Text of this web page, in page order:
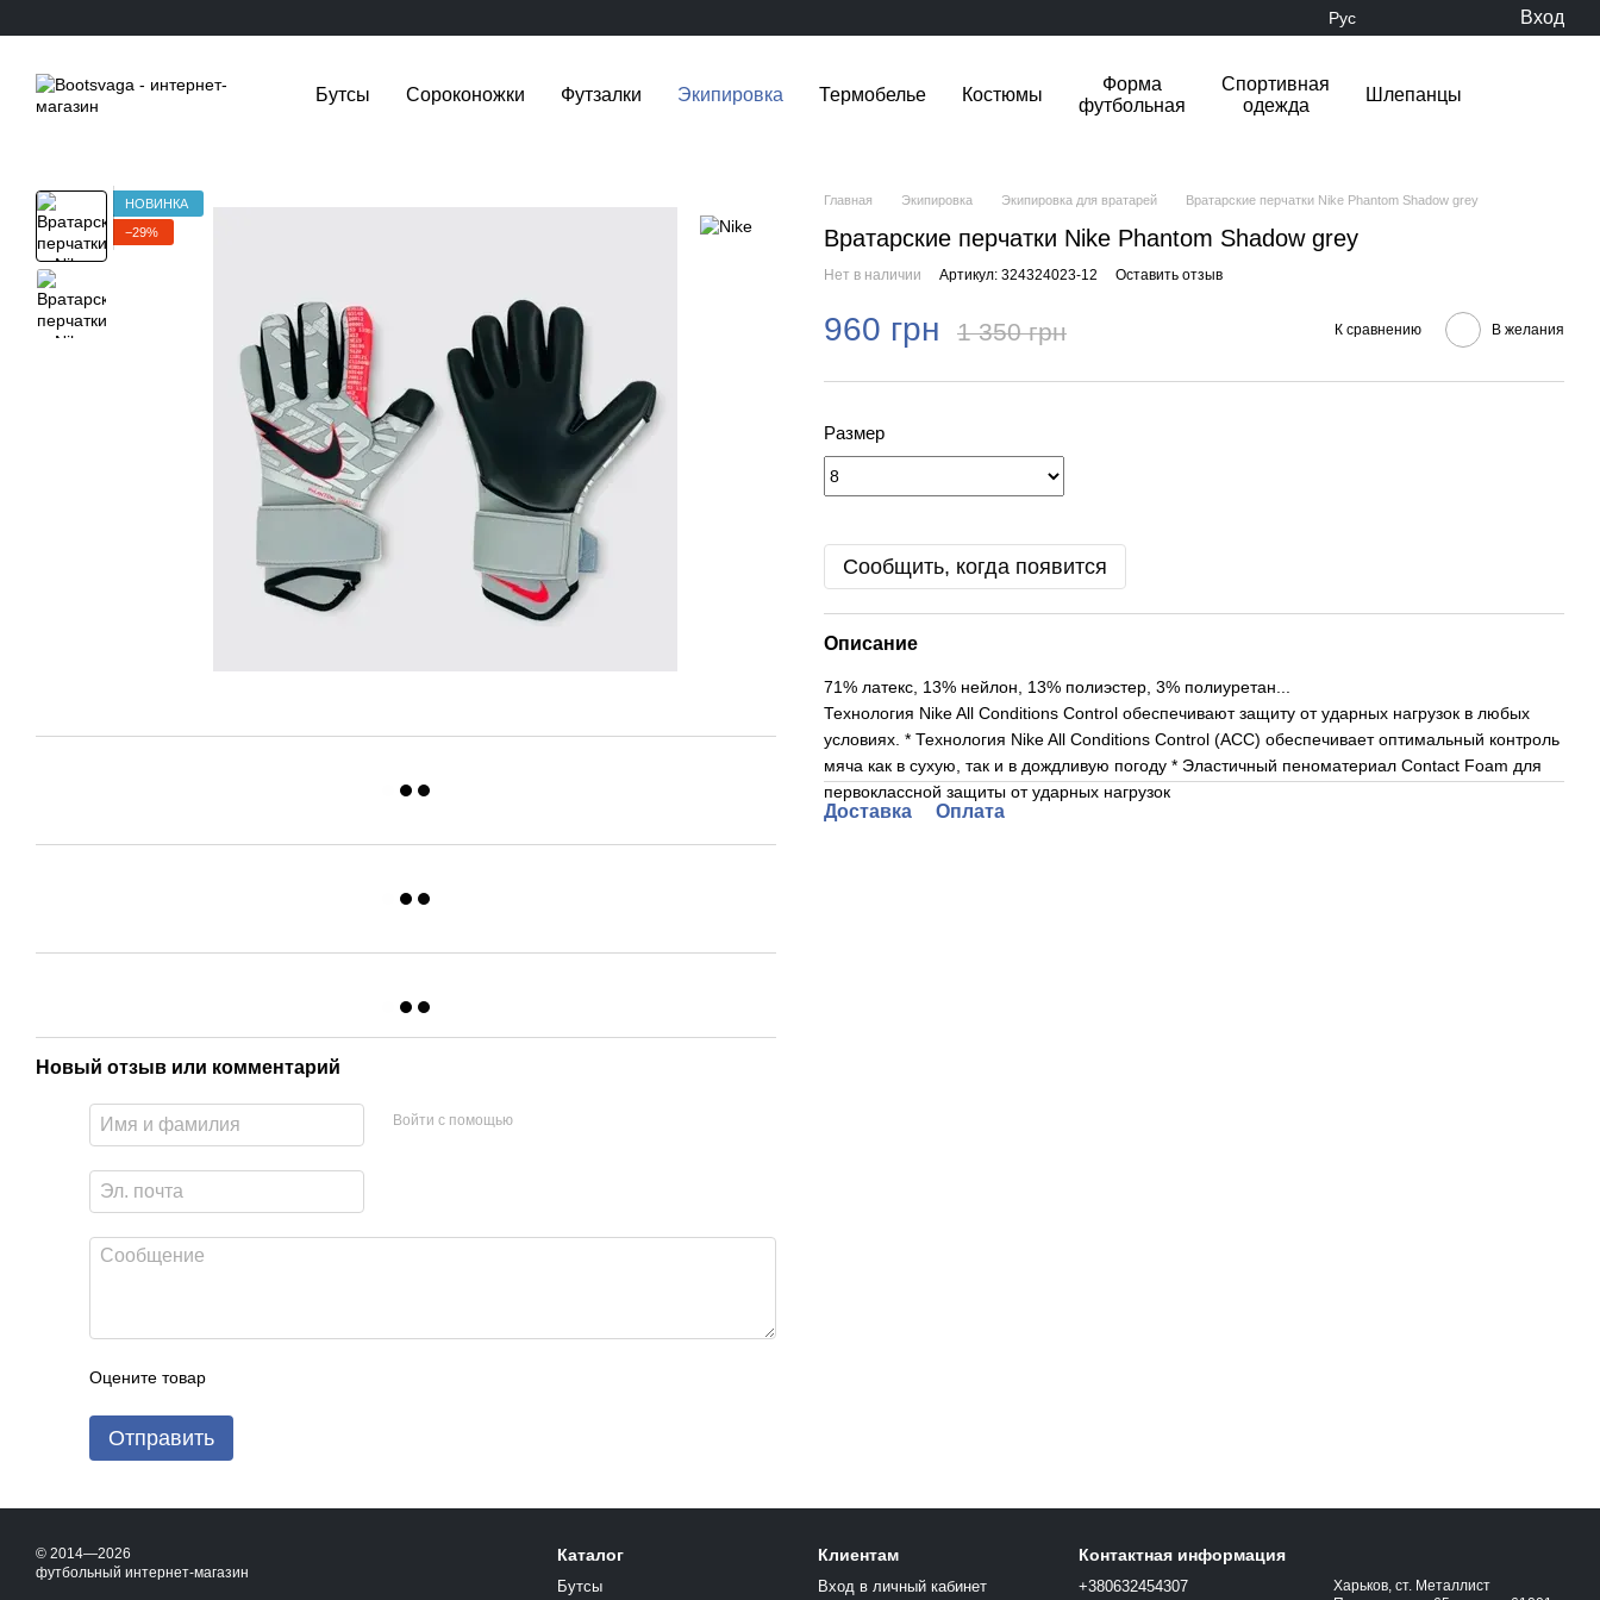
Рус Вход
Бутсы Сороконожки Футзалки Экипировка Термобелье Костюмы
Форма
футбольная
Спортивная
одежда
Шлепанцы
НОВИНКА
−29%
Новый отзыв или комментарий
Войти с помощью
Оцените товар
Отправить
Главная Экипировка Экипировка для вратарей Вратарские перчатки Nike Phantom Shadow grey
Вратарские перчатки Nike Phantom Shadow grey
Нет в наличии Артикул: 324324023-12 Оставить отзыв
960 грн 1 350 грн К сравнению В желания
Размер
Сообщить, когда появится
Описание
71% латекс, 13% нейлон, 13% полиэстер, 3% полиуретан...
Технология Nike All Conditions Control обеспечивают защиту от ударных нагрузок в любых
условиях. * Технология Nike All Conditions Control (ACC) обеспечивает оптимальный контроль
мяча как в сухую, так и в дождливую погоду * Эластичный пеноматериал Сontact Foam для
первоклассной защиты от ударных нагрузок
Доставка Оплата
© 2014—2026
футбольный интернет-магазин
Каталог
Бутсы
Клиентам
Вход в личный кабинет
Контактная информация
+380632454307
Харьков, ст. Металлист